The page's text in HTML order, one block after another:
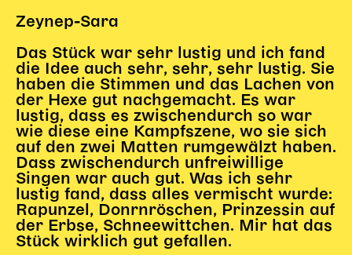
Zeynep-Sara
Das Stück war sehr lustig und ich fand
die Idee auch sehr, sehr, sehr lustig. Sie
haben die Stimmen und das Lachen von
der Hexe gut nachgemacht. Es war
lustig, dass es zwischendurch so war
wie diese eine Kampfszene, wo sie sich
auf den zwei Matten rumgewälzt haben.
Dass zwischendurch unfreiwillige
Singen war auch gut. Was ich sehr
lustig fand, dass alles vermischt wurde:
Rapunzel, Donrnröschen, Prinzessin auf
der Erbse, Schneewittchen. Mir hat das
Stück wirklich gut gefallen.